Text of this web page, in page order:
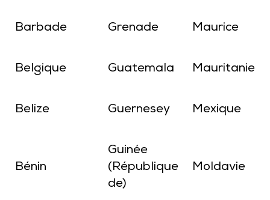
Barbade Grenade Maurice
Belgique Guatemala Mauritanie
Belize Guernesey Mexique
Bénin
Guinée
(République
de)
Moldavie